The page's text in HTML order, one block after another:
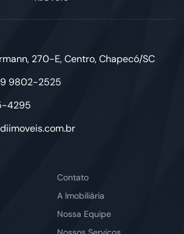
270-E, Centro, Chapecó/SC
9802-2525
4295
Contato
A Imobiliária
Nossa Equipe